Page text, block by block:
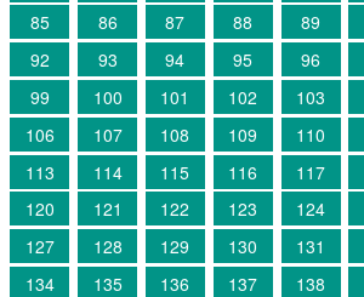
85
86 87 88 89
92
93 94 95 96
99
100 101 102 103
106
107 108 109 110
113
114 115 116 117
120
121 122 123 124
127
128 129 130 131
134
135 136 137 138